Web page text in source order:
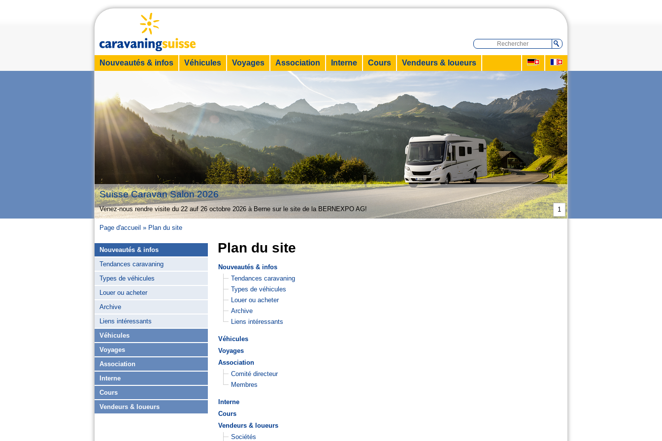
Nouveautés & infos Véhicules Voyages Association Interne Cours Vendeurs & loueurs
Suisse Caravan Salon 2026
Venez-nous rendre visite du 22 auf 26 octobre 2026 à Berne sur le site de la BERNEXPO AG! 1
Page d'accueil Plan du site
Nouveautés & infos
Tendances caravaning
Types de véhicules
Louer ou acheter
Archive
Liens intéressants
Véhicules
Voyages
Association
Interne
Cours
Vendeurs & loueurs
Plan du site
Nouveautés & infos
Tendances caravaning
Types de véhicules
Louer ou acheter
Archive
Liens intéressants
Véhicules
Voyages
Association
Comité directeur
Membres
Interne
Cours
Vendeurs & loueurs
Sociétés